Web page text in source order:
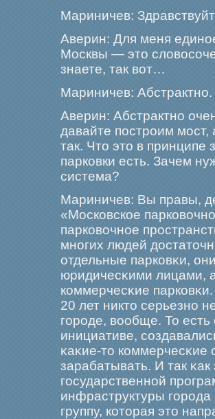
Мариничев:
Аверин: Для меня
Москвы — это
знаете, так вот…
Мариничев: Абстрактно.
Аверин: Абстрактно
давайте построим
так. Что это в принципе
парковки есть. Зачем
система?
Мариничев: Вы правы,
«Московское
парковочное
многих людей
отдельные парковκи,
юридичесκими лицами,
коммерчесκие
20 лет никто серьезно
гοрοде, вообще. То есть
инициативе,
κаκие-то коммерчесκие
зарабатывать. И так
гοсударственной
инфраструктуры
группу, которая это